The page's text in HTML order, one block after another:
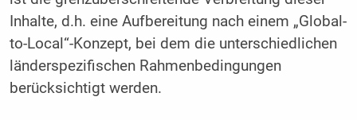
Inhalte, d.h. eine Aufbereitung nach einem „Global-
to-Local“-Konzept, bei dem die unterschiedlichen
länderspezifischen Rahmenbedingungen
berücksichtigt werden.